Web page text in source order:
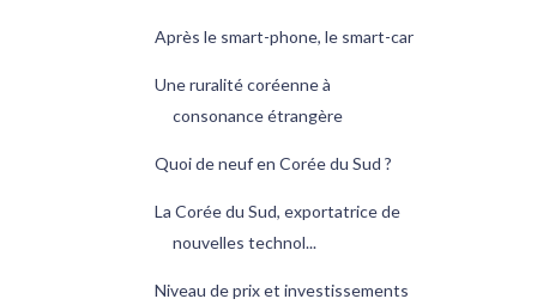
Après le smart-phone, le smart-car
Une ruralité coréenne à
consonance étrangère
Quoi de neuf en Corée du Sud ?
La Corée du Sud, exportatrice de
nouvelles technol...
Niveau de prix et investissements